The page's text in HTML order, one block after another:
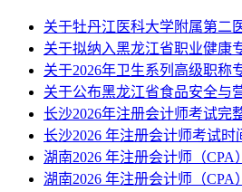
关于牡丹江医科大学附属第二
关于拟纳入黑龙江省职业健康
关于2026年卫生系列高级职称
关于公布黑龙江省食品安全与
长沙2026年注册会计师考试完
长沙2026 年注册会计师考试时
湖南2026 年注册会计师（CPA
湖南2026 年注册会计师（CPA